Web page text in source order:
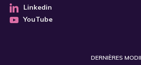
Linkedin
YouTube
DERNIÈRES